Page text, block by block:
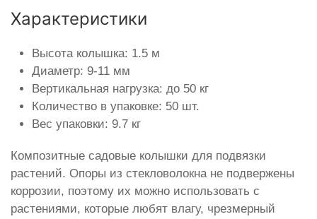
Характеристики
Высота колышка: 1.5 м
Диаметр: 9-11 мм
Вертикальная нагрузка: до 50 кг
Количество в упаковке: 50 шт.
Вес упаковки: 9.7 кг
Композитные садовые колышки для подвязки
растений. Опоры из стекловолокна не подвержены
коррозии, поэтому их можно использовать с
растениями, которые любят влагу, чрезмерный